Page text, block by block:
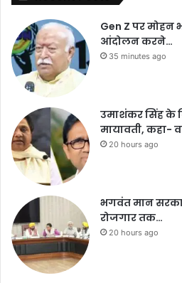
Gen Z पर मोहन
आंदोलन करने…
35 minutes ago
उमाशंकर सिंह के
मायावती, कहा-
20 hours ago
भगवंत मान
रोजगार तक…
20 hours ago